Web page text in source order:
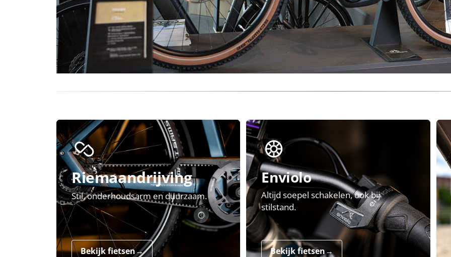
Riemaandrijving
Stil, onderhoudsarm en duurzaam.
Bekijk fietsen→
Enviolo
Altijd soepel schakelen, ook bij
stilstand.
Bekijk fietsen→